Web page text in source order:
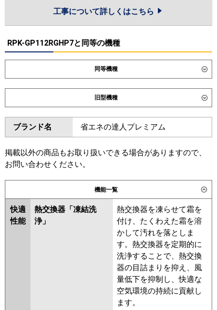
工事について詳しくはこちら
RPK-GP112RGHP7と同等の機種
同等機種
ダイキン SSRA112DD SSRA112DND
東芝 GKXB11213XU GKXB11213MUB
三菱電機 PKZX-DHRMP112L6 PKZX-
DHRMP112LL6 PKZX-
ZRMP112L6 PKZX-ZRMP112LL6
日立 RPK-GP112RGHP9
FDKZ1126HP6S
パナソニック PA-P112K7GDCX PA-P112K7GDC
旧型機種
ダイキン SSRA112CND SSRA112CD
SSRA112BYND SSRA112BYD
SSRA112BJND SSRA112BJD
SSRA112BFD SSRA112BFND
SSRA112BCD
東芝 RKXB11243MUB RKXB11243MU
RKXB11243XU
三菱電機 PKZX-DHRMP112LL5 PKZX-
DHRMP112L5
PKZX-
ZRMP112LL5 PKZX-ZRMP112L5
PKZX-DHRMP112L4 PKZX-
DHRMP112LL4
PKZX-
ZRMP112L4 PKZX-ZRMP112LL4
PKZX-DHRMP112L3 PKZX-
DHRMP112LL3 PKZX-
ZRMP112LL3 PKZX-ZRMP112L3
ブランド名 省エネの達人プレミアム
掲載以外の商品もお取り扱いできる場合がありますので、
お問い合わせください。
機能一覧
快適
性能
熱交換器「凍結洗
浄」
熱交換器を凍らせて霜を
付け、たくわえた霜を溶
かして汚れを落としま
す。熱交換器を定期的に
洗浄することで、熱交換
器の目詰まりを抑え、風
量低下を抑制し、快適な
空気環境の持続に貢献し
ます。